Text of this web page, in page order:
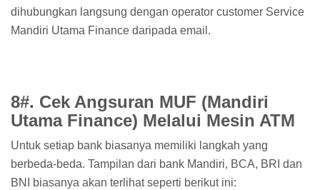
dihubungkan langsung dengan operator customer Service
Mandiri Utama Finance daripada email.
8#. Cek Angsuran MUF (Mandiri
Utama Finance) Melalui Mesin ATM
Untuk setiap bank biasanya memiliki langkah yang
berbeda-beda. Tampilan dari bank Mandiri, BCA, BRI dan
BNI biasanya akan terlihat seperti berikut ini: